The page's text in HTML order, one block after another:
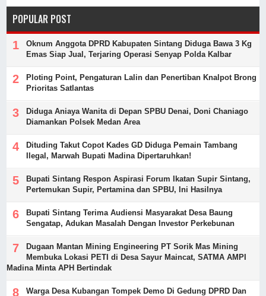
POPULAR POST
Oknum Anggota DPRD Kabupaten Sintang Diduga Bawa 3 Kg
Emas Siap Jual, Terjaring Operasi Senyap Polda Kalbar
Ploting Point, Pengaturan Lalin dan Penertiban Knalpot Brong
Prioritas Satlantas
Diduga Aniaya Wanita di Depan SPBU Denai, Doni Chaniago
Diamankan Polsek Medan Area
Dituding Takut Copot Kades GD Diduga Pemain Tambang
Ilegal, Marwah Bupati Madina Dipertaruhkan!
Bupati Sintang Respon Aspirasi Forum Ikatan Supir Sintang,
Pertemukan Supir, Pertamina dan SPBU, Ini Hasilnya
Bupati Sintang Terima Audiensi Masyarakat Desa Baung
Sengatap, Adukan Masalah Dengan Investor Perkebunan
Dugaan Mantan Mining Engineering PT Sorik Mas Mining
Membuka Lokasi PETI di Desa Sayur Maincat, SATMA AMPI
Madina Minta APH Bertindak
Warga Desa Kubangan Tompek Demo Di Gedung DPRD Dan